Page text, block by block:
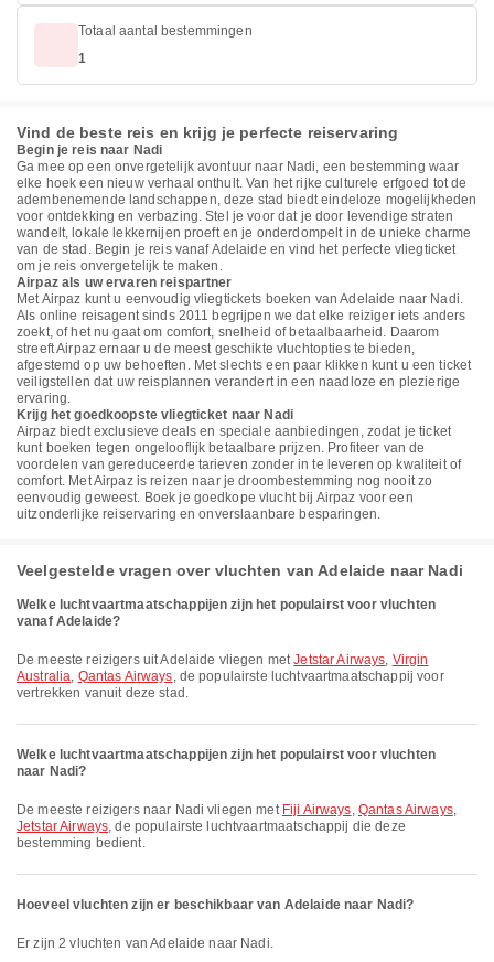
Totaal aantal bestemmingen
1
Vind de beste reis en krijg je perfecte reiservaring
Begin je reis naar Nadi
Ga mee op een onvergetelijk avontuur naar Nadi, een bestemming waar
elke hoek een nieuw verhaal onthult. Van het rijke culturele erfgoed tot de
adembenemende landschappen, deze stad biedt eindeloze mogelijkheden
voor ontdekking en verbazing. Stel je voor dat je door levendige straten
wandelt, lokale lekkernijen proeft en je onderdompelt in de unieke charme
van de stad. Begin je reis vanaf Adelaide en vind het perfecte vliegticket
om je reis onvergetelijk te maken.
Airpaz als uw ervaren reispartner
Met Airpaz kunt u eenvoudig vliegtickets boeken van Adelaide naar Nadi.
Als online reisagent sinds 2011 begrijpen we dat elke reiziger iets anders
zoekt, of het nu gaat om comfort, snelheid of betaalbaarheid. Daarom
streeft Airpaz ernaar u de meest geschikte vluchtopties te bieden,
afgestemd op uw behoeften. Met slechts een paar klikken kunt u een ticket
veiligstellen dat uw reisplannen verandert in een naadloze en plezierige
ervaring.
Krijg het goedkoopste vliegticket naar Nadi
Airpaz biedt exclusieve deals en speciale aanbiedingen, zodat je ticket
kunt boeken tegen ongelooflijk betaalbare prijzen. Profiteer van de
voordelen van gereduceerde tarieven zonder in te leveren op kwaliteit of
comfort. Met Airpaz is reizen naar je droombestemming nog nooit zo
eenvoudig geweest. Boek je goedkope vlucht bij Airpaz voor een
uitzonderlijke reiservaring en onverslaanbare besparingen.
Veelgestelde vragen over vluchten van Adelaide naar Nadi
Welke luchtvaartmaatschappijen zijn het populairst voor vluchten
vanaf Adelaide?
De meeste reizigers uit Adelaide vliegen metJetstar Airways, Virgin
Australia, Qantas Airways, de populairste luchtvaartmaatschappij voor
vertrekken vanuit deze stad.
Welke luchtvaartmaatschappijen zijn het populairst voor vluchten
naar Nadi?
De meeste reizigers naar Nadi vliegen met Fiji Airways, Qantas Airways,
Jetstar Airways, de populairste luchtvaartmaatschappij die deze
bestemming bedient.
Hoeveel vluchten zijn er beschikbaar van Adelaide naar Nadi?
Er zijn 2 vluchten van Adelaide naar Nadi.